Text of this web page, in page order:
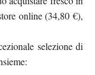
online (34,80 €),
selezione di